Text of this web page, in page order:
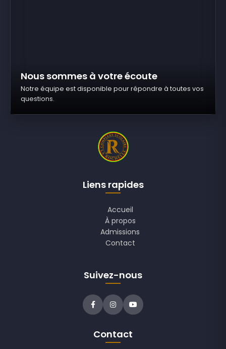
Nous sommes à votre écoute
Notre équipe est disponible pour répondre à toutes vos
questions.
Liens rapides
Accueil
À propos
Admissions
Contact
Suivez-nous
Contact